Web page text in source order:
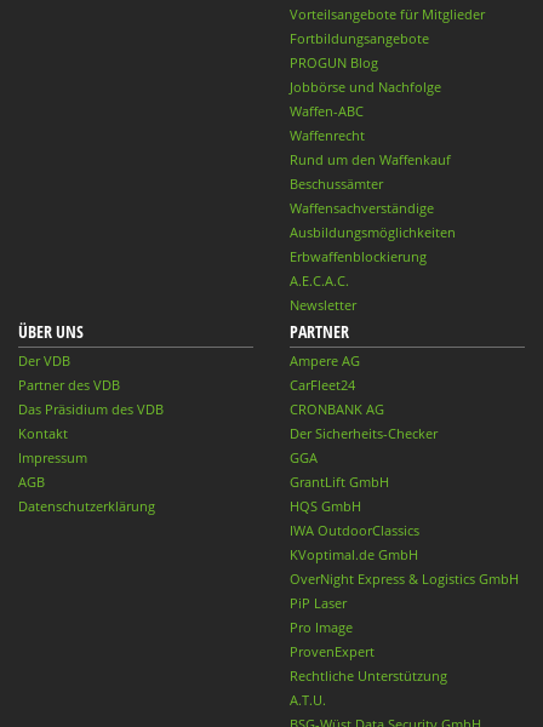
Vorteilsangebote für Mitglieder
Fortbildungsangebote
PROGUN Blog
Jobbörse und Nachfolge
Waffen-ABC
Waffenrecht
Rund um den Waffenkauf
Beschussämter
Waffensachverständige
Ausbildungsmöglichkeiten
Erbwaffenblockierung
A.E.C.A.C.
Newsletter
ÜBER UNS
Der VDB
Partner des VDB
Das Präsidium des VDB
Kontakt
Impressum
AGB
Datenschutzerklärung
PARTNER
Ampere AG
CarFleet24
CRONBANK AG
Der Sicherheits-Checker
GGA
GrantLift GmbH
HQS GmbH
IWA OutdoorClassics
KVoptimal.de GmbH
OverNight Express & Logistics GmbH
PiP Laser
Pro Image
ProvenExpert
Rechtliche Unterstützung
A.T.U.